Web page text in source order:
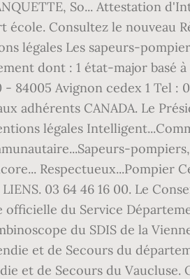
So... Attestation
Consultez le nouveau
légales Les sapeurs-
dont : 1 état-major basé
Avignon cedex 1 Tel :
adhérents CANADA. Le
légales
Respectueux...Pompier
03 64 46 16 00. Le
officielle du Service
du SDIS de la
et de Secours du
et de Secours du Vaucluse.